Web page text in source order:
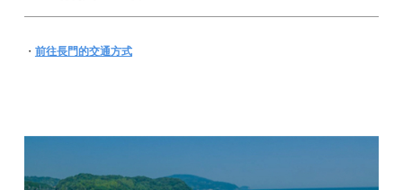
・ 前往長門的交通方式